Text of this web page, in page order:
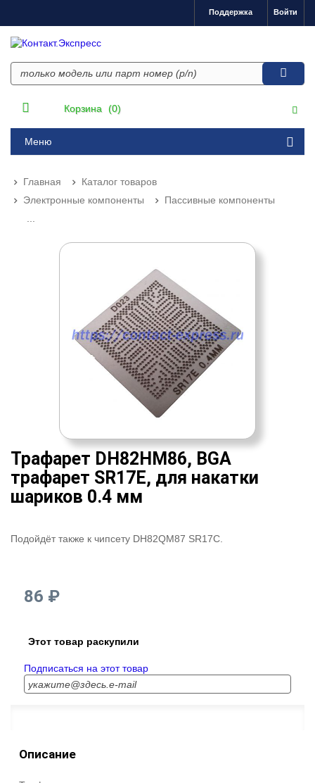
Войти
Поддержка
Корзина (0)
Меню
Главная
Каталог товаров
Электронные компоненты
Пассивные компоненты
Трафарет DH82HM86, BGA
трафарет SR17E, для накатки
шариков 0.4 мм
Подойдёт также к чипсету DH82QM87 SR17C.
86 ₽
Этот товар раскупили
Подписаться на этот товар
Описание